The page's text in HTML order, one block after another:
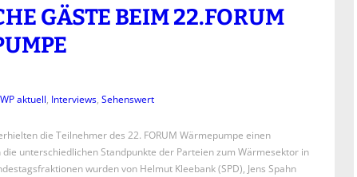
GÄSTE BEIM 22.FORUM
aktuell, Interviews, Sehenswert
die Teilnehmer des 22. FORUM Wärmepumpe einen
die unterschiedlichen Standpunkte der Parteien zum Wärmesektor in
wurden von Helmut Kleebank (SPD), Jens Spahn